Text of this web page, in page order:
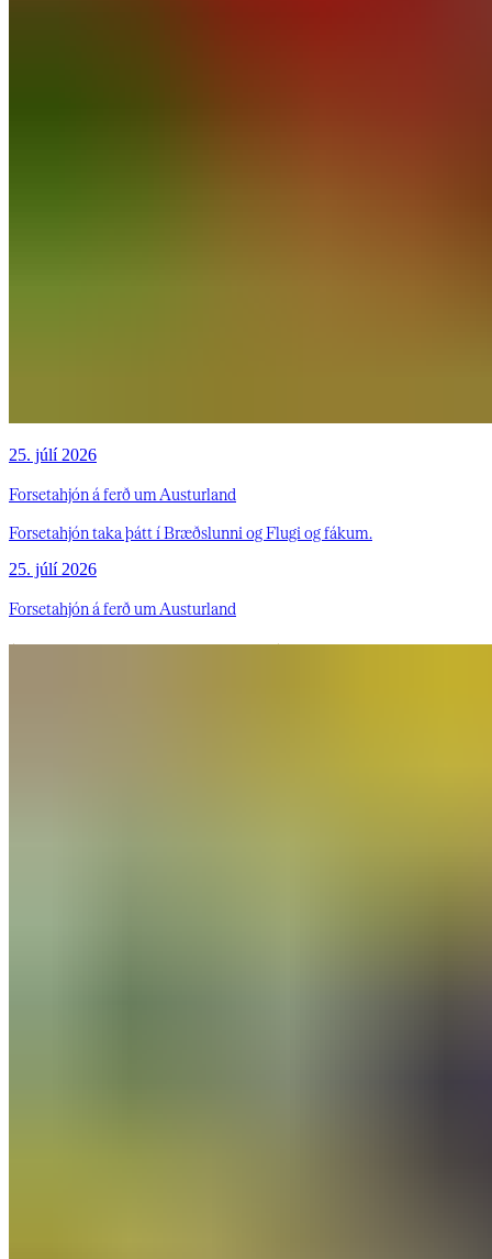
25. júlí 2026
Forsetahjón á ferð um Austurland
Forsetahjón taka þátt í Bræðslunni og Flugi og fákum.
25. júlí 2026
Forsetahjón á ferð um Austurland